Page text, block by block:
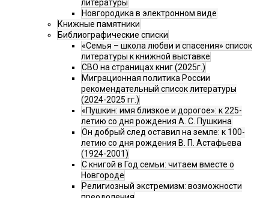
литературы
Новгородика в электронном виде
Книжные памятники
Библиографические списки
«Семья – школа любви и спасения» список
литературы к книжной выставке
СВО на страницах книг (2025г.)
Миграционная политика России
рекомендательный список литературы
(2024-2025 гг.)
«Пушкин: имя близкое и дорогое»: к 225-
летию со дня рождения А. С. Пушкина
Он добрый след оставил на земле: к 100-
летию со дня рождения В. П. Астафьева
(1924-2001)
С книгой в Год семьи: читаем вместе о
Новгороде
Религиозный экстремизм: возможности